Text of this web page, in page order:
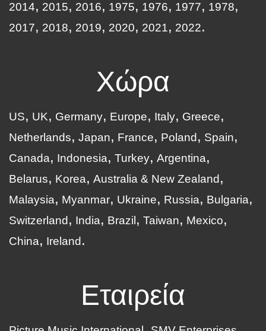
2014
2015 2016 1975 1976 1977
1978
2017
2018 2019 2020 2021 2022
Χώρα
US UK Germany Europe Italy
Greece
Netherlands
Japan France Poland
Spain
Canada
Indonesia Turkey Argentina
Belarus
Korea Australia & New Zealand
Malaysia
Myanmar Ukraine Russia
Bulgaria
Switzerland
India Brazil Taiwan
Mexico
China
Ireland
Εταιρεία